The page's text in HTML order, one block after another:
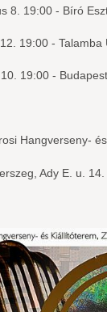
8. 19:00 - Bíró
19:00 -
19:00 -
Hangverseny-
Ady E. u. 14.